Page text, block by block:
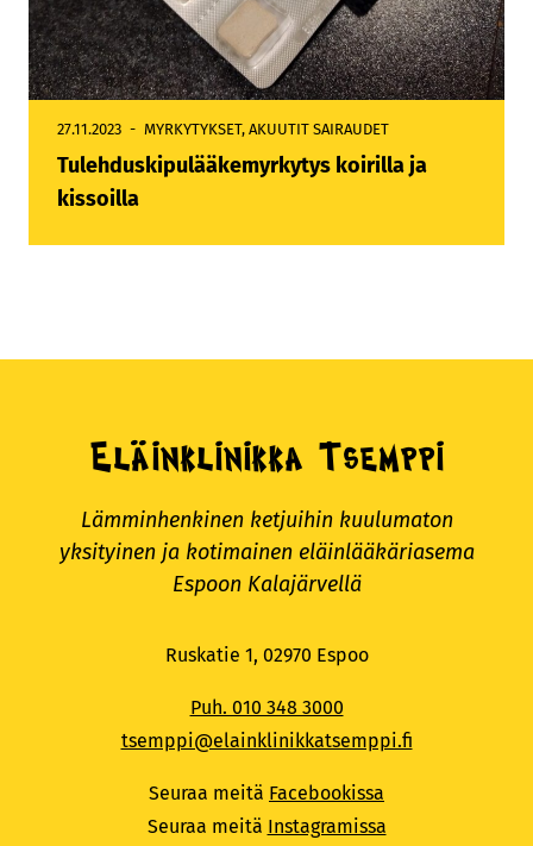
27.11.2023 MYRKYTYKSET, AKUUTIT SAIRAUDET
Tulehduskipulääkemyrkytys koirilla ja
kissoilla
Eläinklinikka Tsemppi
Lämminhenkinen ketjuihin kuulumaton
yksityinen ja kotimainen eläinlääkäriasema
Espoon Kalajärvellä
Ruskatie 1, 02970 Espoo
Puh. 010 348 3000
tsemppi@elainklinikkatsemppi.fi
Seuraa meitä Facebookissa
Seuraa meitä Instagramissa